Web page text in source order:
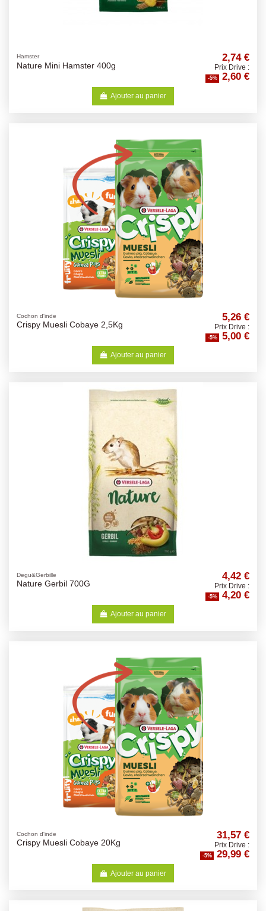
Hamster
Nature Mini Hamster 400g
2,74 €
Prix Drive :
-5% 2,60 €
Ajouter au panier
Cochon d'inde
Crispy Muesli Cobaye 2,5Kg
5,26 €
Prix Drive :
-5% 5,00 €
Ajouter au panier
Degu&Gerbille
Nature Gerbil 700G
4,42 €
Prix Drive :
-5% 4,20 €
Ajouter au panier
Cochon d'inde
Crispy Muesli Cobaye 20Kg
31,57 €
Prix Drive :
-5% 29,99 €
Ajouter au panier